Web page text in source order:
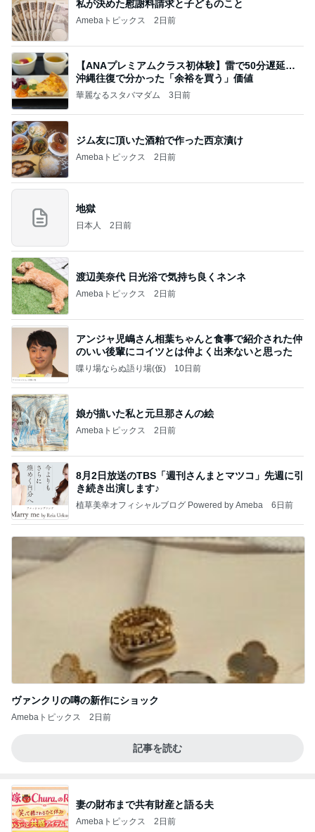
私が決めた慰謝料請求と子どものこと
Amebaトピックス 2日前
【ANAプレミアムクラス初体験】雷で50分遅延…
沖縄往復で分かった「余裕を買う」価値
華麗なるスタバマダム 3日前
ジム友に頂いた酒粕で作った西京漬け
Amebaトピックス 2日前
地獄
日本人 2日前
渡辺美奈代 日光浴で気持ち良くネンネ
Amebaトピックス 2日前
アンジャ児嶋さん相葉ちゃんと食事で紹介された仲
のいい後輩にコイツとは仲よく出来ないと思った
喋り場ならぬ語り場(仮) 10日前
娘が描いた私と元旦那さんの絵
Amebaトピックス 2日前
8月2日放送のTBS「週刊さんまとマツコ」先週に引
き続き出演します♪
植草美幸オフィシャルブログ Powered by Ameba 6日前
ヴァンクリの噂の新作にショック
Amebaトピックス 2日前
記事を読む
妻の財布まで共有財産と語る夫
Amebaトピックス 2日前